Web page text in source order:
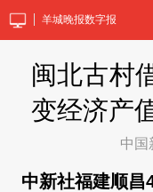
羊城晚报数字报
闽北古村
变经济产
中国
中新社福建顺昌